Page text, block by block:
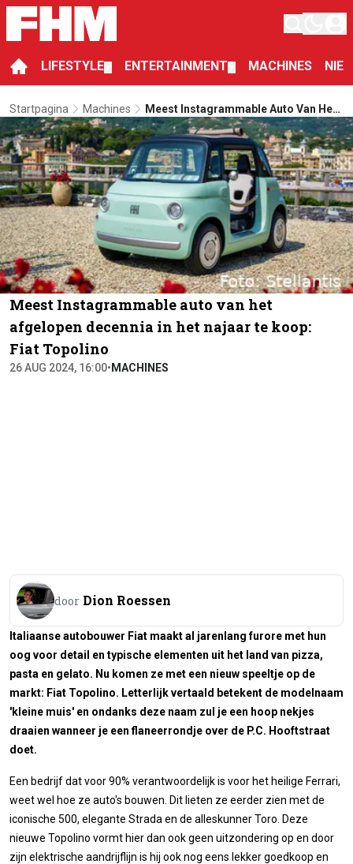
LIFESTYLE ENTERTAINMENT MACHINES
Startpagina Machines
Meest Instagrammable Auto Van Het
Afgelopen Decennia In Het Najaar Te
Koop: Fiat Topolino
Meest Instagrammable auto van het
afgelopen decennia in het najaar te koop:
Fiat Topolino
26 AUG 2024, 16:00• MACHINES
door Dion Roessen
Italiaanse autobouwer Fiat maakt al jarenlang furore met hun
oog voor detail en typische elementen uit het land van pizza,
pasta en gelato. Nu komen ze met een nieuw speeltje op de
markt: Fiat Topolino. Letterlijk vertaald betekent de modelnaam
'kleine muis' en ondanks deze naam zul je een hoop nekjes
draaien wanneer je een flaneerrondje over de P.C. Hooftstraat
doet.
Een bedrijf dat voor 90% verantwoordelijk is voor het heilige Ferrari,
weet wel hoe ze auto's bouwen. Dit lieten ze eerder zien met de
iconische 500, elegante Strada en de alleskunner Toro. Deze
nieuwe Topolino vormt hier dan ook geen uitzondering op en door
zijn elektrische aandrijflijn is hij ook nog eens lekker goedkoop en